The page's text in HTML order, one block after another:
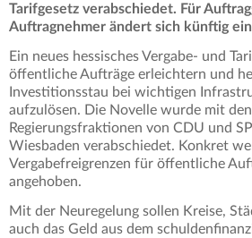
Tarifgesetz verabschiedet. Für
Auftragnehmer ändert sich künftig
Ein neues hessisches Vergabe- und
öffentliche Aufträge erleichtern und
Investitionsstau bei wichtigen
aufzulösen. Die Novelle wurde mit
Regierungsfraktionen von CDU und
Wiesbaden verabschiedet. Konkret
Vergabefreigrenzen für öffentliche
angehoben.
Mit der Neuregelung sollen Kreise,
auch das Geld aus dem